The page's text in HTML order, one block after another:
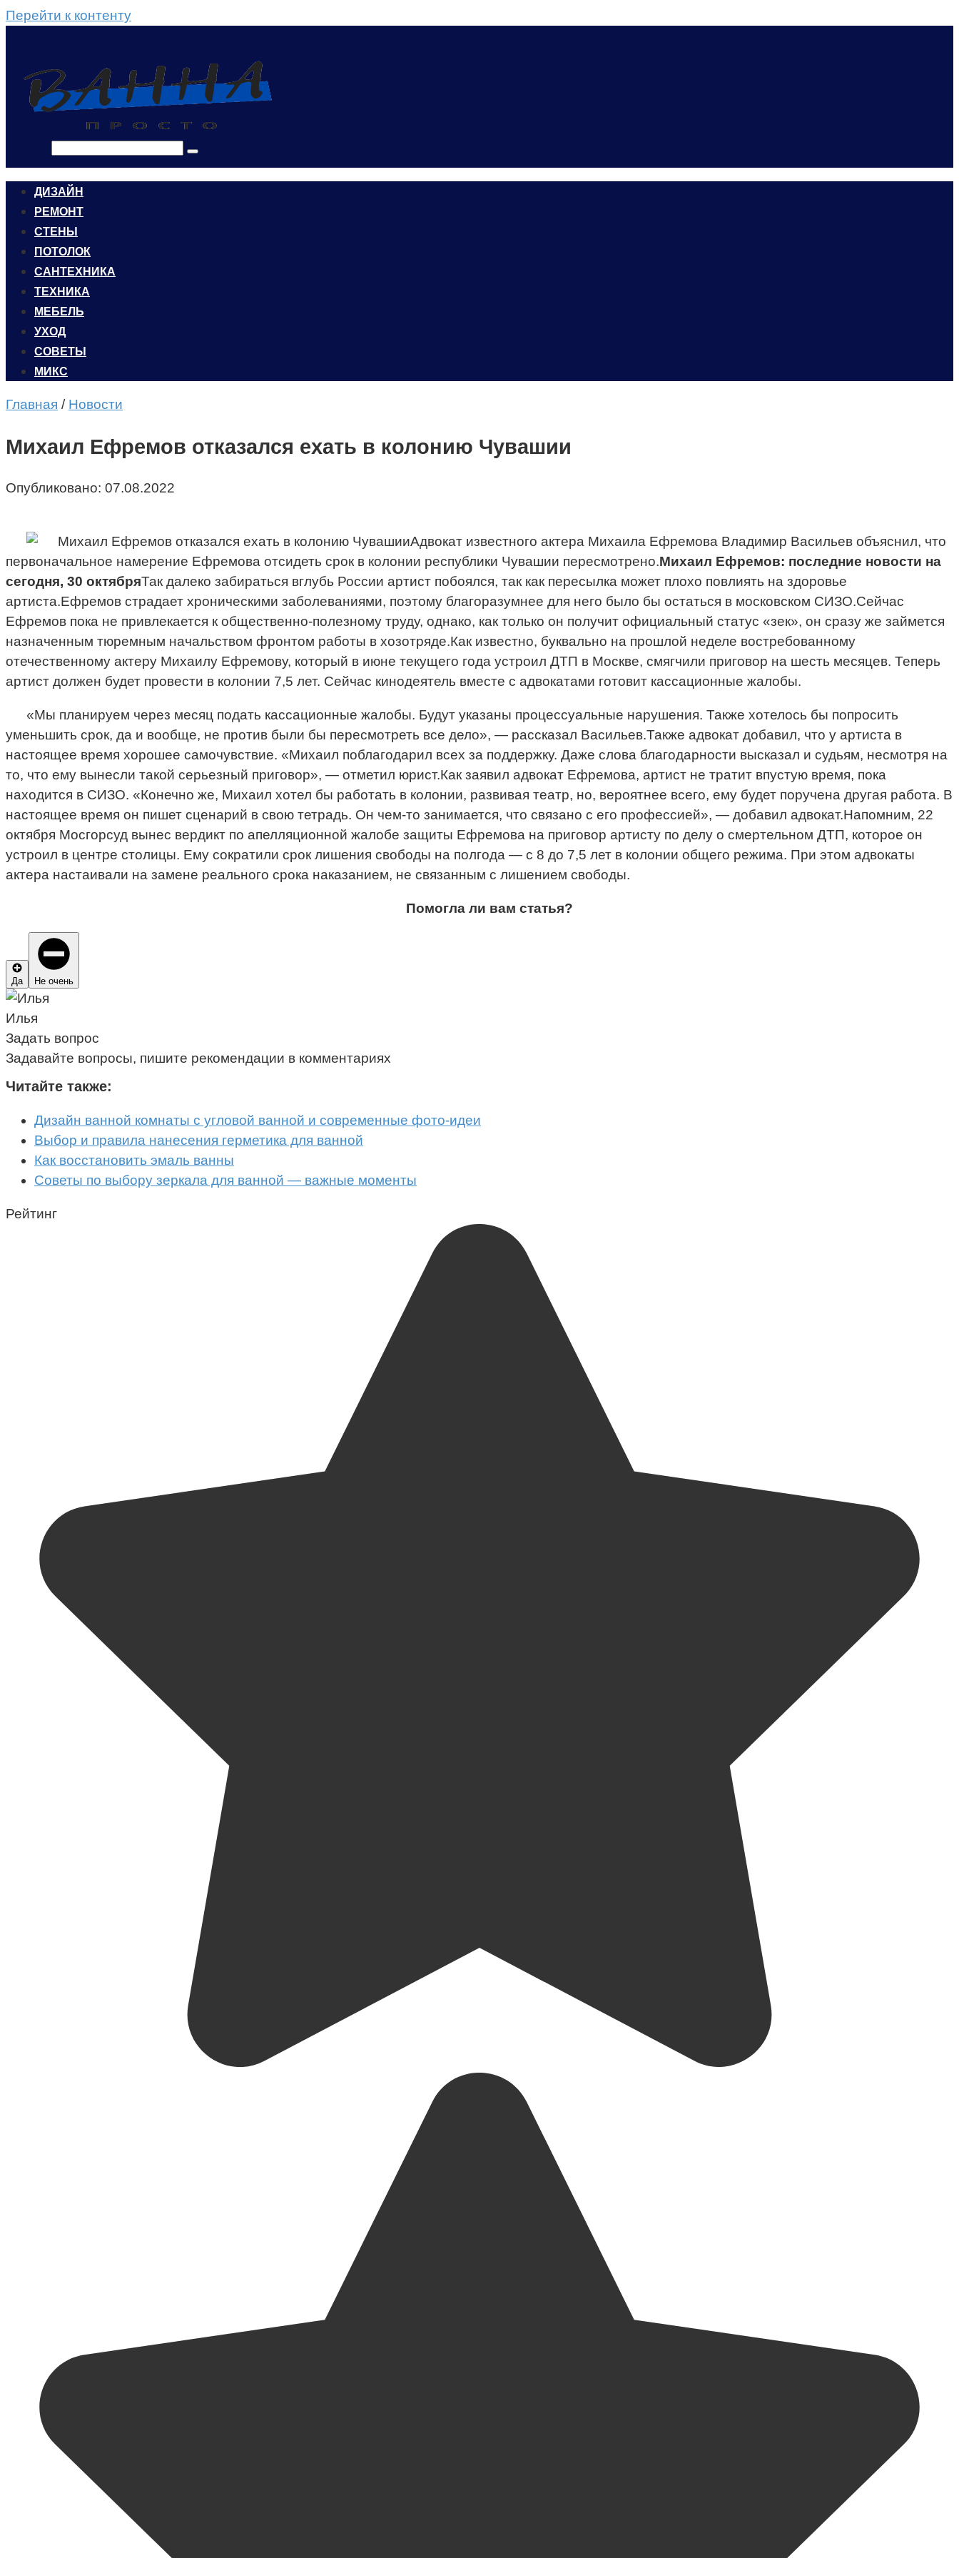
Перейти к контенту
ДИЗАЙН
РЕМОНТ
СТЕНЫ
ПОТОЛОК
САНТЕХНИКА
ТЕХНИКА
МЕБЕЛЬ
УХОД
CОВЕТЫ
МИКС
Главная / Новости
Михаил Ефремов отказался ехать в колонию Чувашии
Опубликовано: 07.08.2022
Адвокат известного актера Михаила Ефремова Владимир Васильев объяснил, что
первоначальное намерение Ефремова отсидеть срок в колонии республики Чувашии пересмотрено.Михаил Ефремов: последние новости на
сегодня, 30 октябряТак далеко забираться вглубь России артист побоялся, так как пересылка может плохо повлиять на здоровье
артиста.Ефремов страдает хроническими заболеваниями, поэтому благоразумнее для него было бы остаться в московском СИЗО.Сейчас
Ефремов пока не привлекается к общественно-полезному труду, однако, как только он получит официальный статус «зек», он сразу же займется
назначенным тюремным начальством фронтом работы в хозотряде.Как известно, буквально на прошлой неделе востребованному
отечественному актеру Михаилу Ефремову, который в июне текущего года устроил ДТП в Москве, смягчили приговор на шесть месяцев. Теперь
артист должен будет провести в колонии 7,5 лет. Сейчас кинодеятель вместе с адвокатами готовит кассационные жалобы.
«Мы планируем через месяц подать кассационные жалобы. Будут указаны процессуальные нарушения. Также хотелось бы попросить
уменьшить срок, да и вообще, не против были бы пересмотреть все дело», — рассказал Васильев.Также адвокат добавил, что у артиста в
настоящее время хорошее самочувствие. «Михаил поблагодарил всех за поддержку. Даже слова благодарности высказал и судьям, несмотря на
то, что ему вынесли такой серьезный приговор», — отметил юрист.Как заявил адвокат Ефремова, артист не тратит впустую время, пока
находится в СИЗО. «Конечно же, Михаил хотел бы работать в колонии, развивая театр, но, вероятнее всего, ему будет поручена другая работа. В
настоящее время он пишет сценарий в свою тетрадь. Он чем-то занимается, что связано с его профессией», — добавил адвокат.Напомним, 22
октября Мосгорсуд вынес вердикт по апелляционной жалобе защиты Ефремова на приговор артисту по делу о смертельном ДТП, которое он
устроил в центре столицы. Ему сократили срок лишения свободы на полгода — с 8 до 7,5 лет в колонии общего режима. При этом адвокаты
актера настаивали на замене реального срока наказанием, не связанным с лишением свободы.
Помогла ли вам статья?
Да Не очень
Илья
Задать вопрос
Задавайте вопросы, пишите рекомендации в комментариях
Читайте также:
Дизайн ванной комнаты с угловой ванной и современные фото-идеи
Выбор и правила нанесения герметика для ванной
Как восстановить эмаль ванны
Советы по выбору зеркала для ванной — важные моменты
Рейтинг